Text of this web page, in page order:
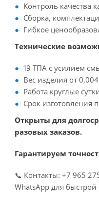
Контроль качества
Сборка,
Гибкое
Технические
19 ТПА с усилием
Вес изделия от
Работа круглые
Срок изготовления
Открыты для
разовых заказов.
Гарантируем
📞 Контакты: +7 965
WhatsApp для быстрой